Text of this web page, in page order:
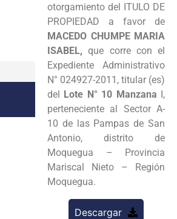
Programas
Intranet
otorgamiento del ITULO DE
PROPIEDAD a favor de
MACEDO CHUMPE MARIA
ISABEL,que corre con el
Expediente Administrativo
N° 024927-2011, titular (es)
del Lote N° 10 Manzana I,
perteneciente al Sector A-
10 de las Pampas de San
Antonio, distrito de
Moquegua – Provincia
Mariscal Nieto – Región
Moquegua.
Descargar